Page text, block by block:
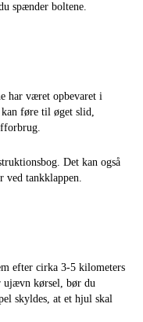
spænder boltene.
har været opbevaret i
føre til øget slid,
Det kan også
ved tankklappen.
efter cirka 3-5 kilometers
ujævn kørsel, bør du
skyldes, at et hjul skal